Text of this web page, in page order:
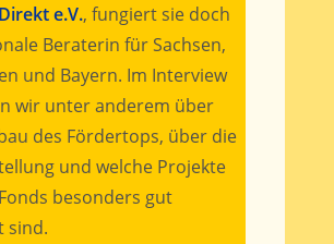
e.V., fungiert sie doch
Beraterin für Sachsen,
und Bayern. Im Interview
wir unter anderem über
des Fördertops, über die
und welche Projekte
besonders gut
sind.